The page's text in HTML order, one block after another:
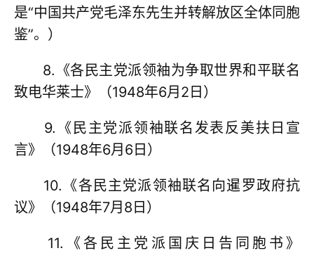
是“中国共产党毛泽东先生并转解放区全体同胞
鉴”。）
8.《各民主党派领袖为争取世界和平联名
致电华莱士》（1948年6月2日）
9.《民主党派领袖联名发表反美扶日宣
言》（1948年6月6日）
10.《各民主党派领袖联名向暹罗政府抗
议》（1948年7月8日）
11.《各民主党派国庆日告同胞书》